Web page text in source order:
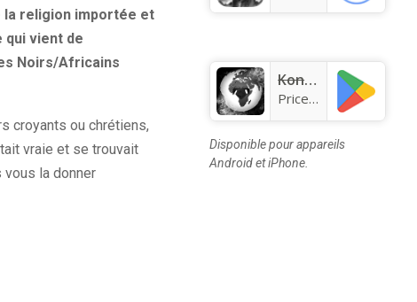
la religion importée et
vient de
Noirs/Africains
croyants ou chrétiens,
vraie et se trouvait
la donner
KongoLisolo
Price:Free
Disponible pour appareils
Android et iPhone.